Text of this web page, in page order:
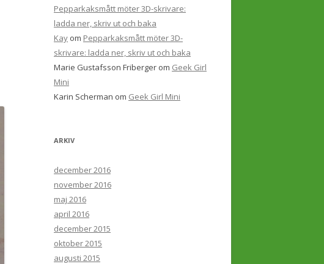
Pepparkaksmått möter 3D-skrivare:
ladda ner, skriv ut och baka
Kay om Pepparkaksmått möter 3D-
skrivare: ladda ner, skriv ut och baka
Marie Gustafsson Friberger om Geek Girl
Mini
Karin Scherman om Geek Girl Mini
ARKIV
december 2016
november 2016
maj 2016
april 2016
december 2015
oktober 2015
augusti 2015